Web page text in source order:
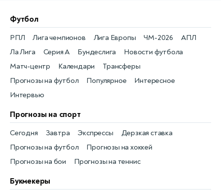
Футбол
Новости футбола
РПЛ
Матч-центр
Лига чемпионов
Календари
Лига Европы
Трансферы
ЧМ-2026
Прогнозы на футбол
АПЛ
Популярное
Ла Лига
Интересное
Серия А
Интервью
Бундеслига
Прогнозы на спорт
Прогнозы на футбол
Сегодня
Прогнозы на хоккей
Завтра
Прогнозы на бои
Экспрессы
Прогнозы на теннис
Дерзкая ставка
Букмекеры